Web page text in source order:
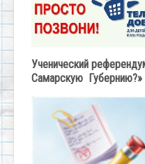
Ученический
Самарскую Губернию?»